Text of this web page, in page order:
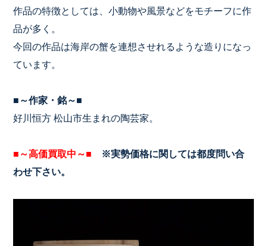
作品の特徴としては、小動物や風景などをモチーフに作
品が多く。
今回の作品は海岸の蟹を連想させれるような造りになっ
ています。
■～作家・銘～■
好川恒方 松山市生まれの陶芸家。
■～高価買取中～■ ※実勢価格に関しては都度問い合
わせ下さい。